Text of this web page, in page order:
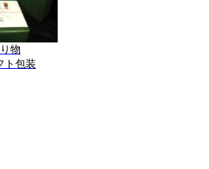
物
包装